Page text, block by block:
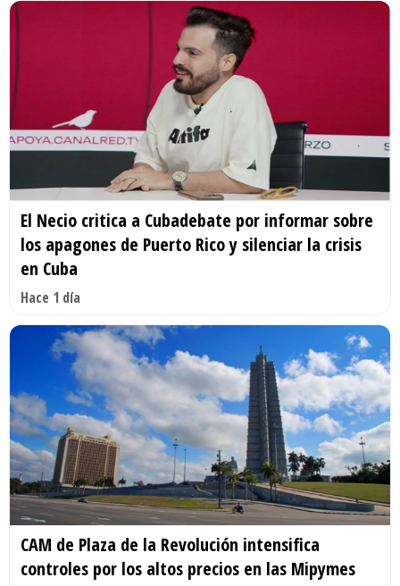
El Necio critica a Cubadebate por informar sobre
los apagones de Puerto Rico y silenciar la crisis
en Cuba
Hace 1 día
CAM de Plaza de la Revolución intensifica
controles por los altos precios en las Mipymes